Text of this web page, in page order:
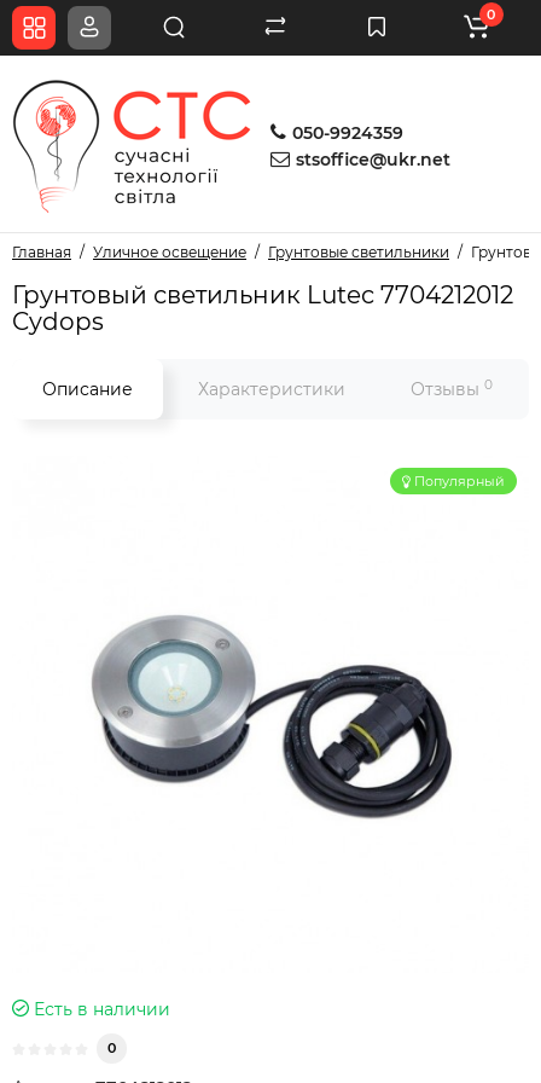
050-9924359
stsoffice@ukr.net
0
Главная Уличное освещение Грунтовые светильники
Грунтовый светильник Lutec 7704212012
Cydops
Описание Характеристики Отзывы 0
Популярный
Есть в наличии
0